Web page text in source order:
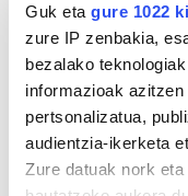
Guk eta gure 1022
zure IP zenbakia,
bezalako
informazioak
pertsonalizatua,
audientzia-ikerketa
Zure datuak nork
zehaztu beharko
dien marko
honetan, tresna
aldakorretara
eman gabe. Eta
erakundeenganako
eta plangintzaren